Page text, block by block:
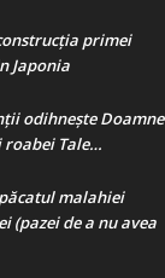
primei
Japonia
odihnește Doamne
Tale…
malahiei
(pazei de a nu avea